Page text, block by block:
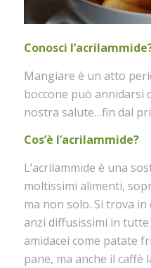
Conosci
Mangiare è un atto
boccone può annidarsi
nostra salute…fin dal
Cos’è l’acrilammide?
L’acrilammide è una
moltissimi alimenti,
ma non solo. Si trova
anzi diffusissimi in
amidacei come patate
pane, ma anche il caffè